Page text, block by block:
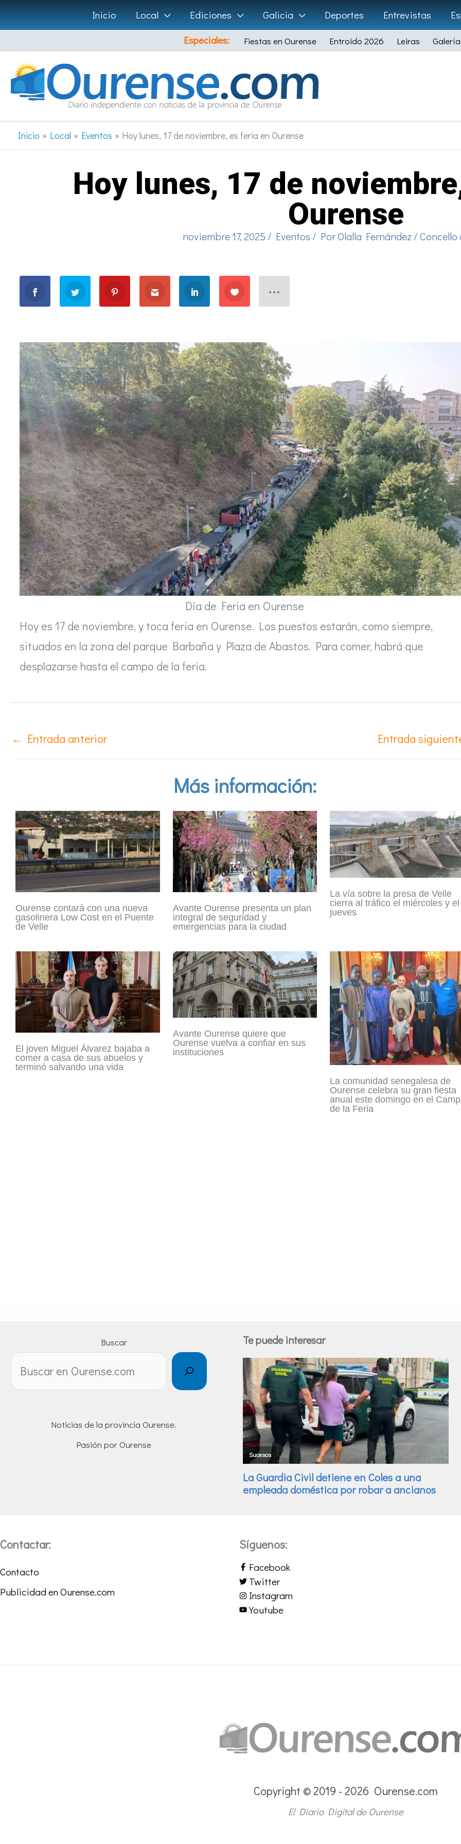
Ir
al
contenido
Inicio Local Ediciones Galicia Deportes Entrevistas
Especiales:
Fiestas en Ourense Entroido 2026 Leiras
Inicio Local Eventos Hoy lunes, 17 de noviembre, es feria en Ourense
Hoy lunes, 17 de
Ourense
noviembre 17, 2025 / Eventos / PorOlalla Fernández /Concello
Día de Feria en Ourense
Hoy es 17 de noviembre, y toca feria en Ourense. Los puestos estarán, como siempre,
situados en la zona del parque Barbaña y Plaza de Abastos. Para comer, habrá que
desplazarse hasta el campo de la feria.
← Entrada anterior Entrada
Más información:
Ourense contará con una nueva
gasolinera Low Cost en el Puente
de Velle
Avante Ourense presenta un plan
integral de seguridad y
emergencias para la ciudad
La vía sobre la presa de Velle
cierra al tráfico el miércoles y el
jueves
El joven Miguel Álvarez bajaba a
comer a casa de sus abuelos y
terminó salvando una vida
Avante Ourense quiere que
Ourense vuelva a confiar en sus
instituciones
La comunidad senegalesa de
Ourense celebra su gran fiesta
anual este domingo en el
de la Feria
Buscar
Noticias de la provincia Ourense.
Pasión por Ourense
Te puede interesar
Contactar:
Contacto
Publicidad en Ourense.com
Síguenos:
Facebook
Twitter
Instagram
Youtube
Copyright © 2019 - 2026 Ourense.com
El Diario Digital de Ourense